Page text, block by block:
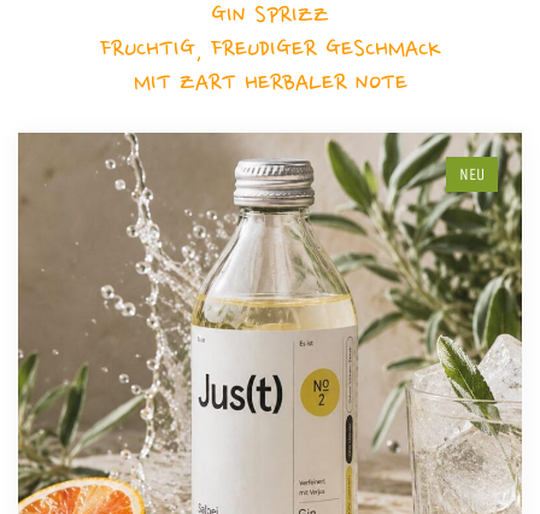
GIN SPRIZZ
FRUCHTIG, FREUDIGER GESCHMACK
MIT ZART HERBALER NOTE
NEU